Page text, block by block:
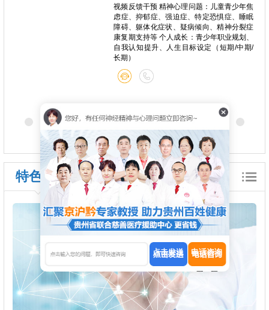
视频反馈干预 精神心理问题：儿童青少年焦
虑症、抑郁症、强迫症、特定恐惧症、睡眠
障碍、躯体化症状、疑病倾向、精神分裂症
康复期支持等 个人成长：青少年职业规划、
自我认知提升、人生目标设定（短期/中期/
长期）
特色诊疗
点击发送 电话咨询